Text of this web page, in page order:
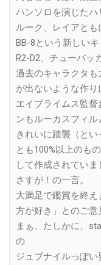
ハンソロを演じたハ
ルーク、レイアとも
BB-8という新しい
R2-D2、チューバッ
過去のキャラクタ
が出ないような作り
エイブライムス監
ンもルーカスフィル
きれいに踏襲（と
とも100%以上のもの
して作成されていま
さすが！の一言。
大満足で鑑賞を終
方が好き」とのご意
まぁ、たしかに、
の
ジュブナイルっぽ